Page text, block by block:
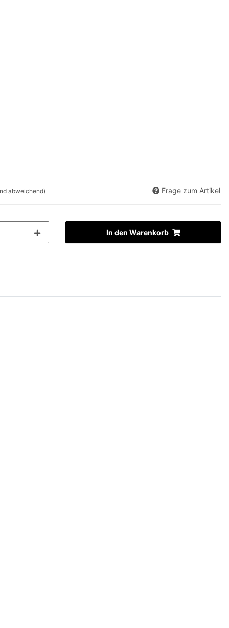
abweichend) Frage zum Artikel
In den Warenkorb